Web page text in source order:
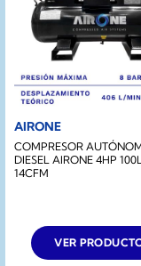
AIRONE
COMPRESOR
DIESEL AIRONE 4HP
14CFM
VER